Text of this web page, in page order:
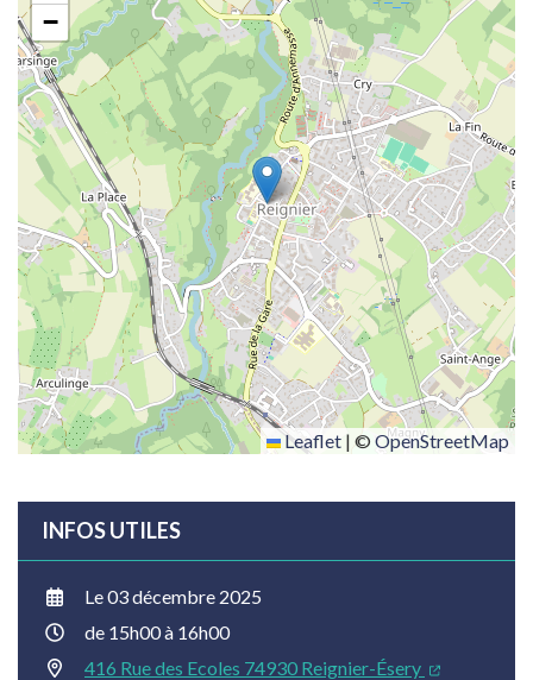
−
Leaflet | ©OpenStreetMap
INFOS UTILES
Le03décembre 2025
de 15h00 à 16h00
416 Rue des Ecoles 74930 Reignier-Ésery